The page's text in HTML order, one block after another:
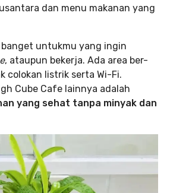
dan menu makanan yang
banget untukmu yang ingin
, ataupun bekerja. Ada area ber-
colokan listrik serta Wi-Fi.
Cube Cafe lainnya adalah
yang sehat tanpa minyak dan